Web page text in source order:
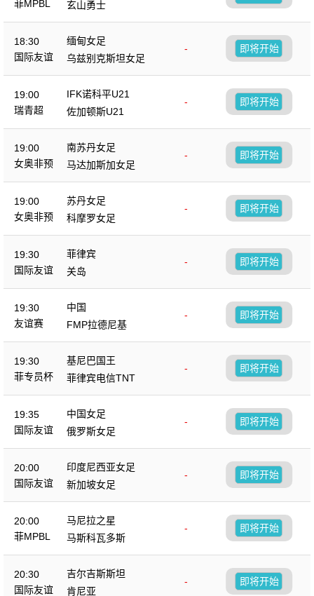
菲MPBL
玄山勇士
18:30
国际友谊
缅甸女足
-
乌兹别克斯坦女足
即将开始
19:00
瑞青超
IFK诺科平U21
-
佐加顿斯U21
即将开始
19:00
女奥非预
南苏丹女足
-
马达加斯加女足
即将开始
19:00
女奥非预
苏丹女足
-
科摩罗女足
即将开始
19:30
国际友谊
菲律宾
-
关岛
即将开始
19:30
友谊赛
中国
-
FMP拉德尼基
即将开始
19:30
菲专员杯
基尼巴国王
-
菲律宾电信TNT
即将开始
19:35
国际友谊
中国女足
-
俄罗斯女足
即将开始
20:00
国际友谊
印度尼西亚女足
-
新加坡女足
即将开始
20:00
菲MPBL
马尼拉之星
-
马斯科瓦多斯
即将开始
20:30
国际友谊
吉尔吉斯斯坦
-
肯尼亚
即将开始